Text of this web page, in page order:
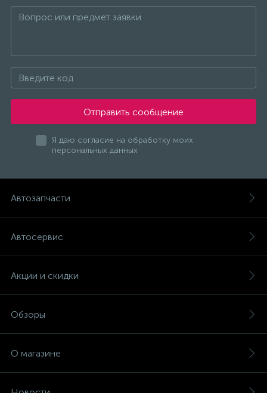
Отправить сообщение
Я даю согласие на обработку моих
персональных данных
Автозапчасти
Автосервис
Акции и скидки
Обзоры
О магазине